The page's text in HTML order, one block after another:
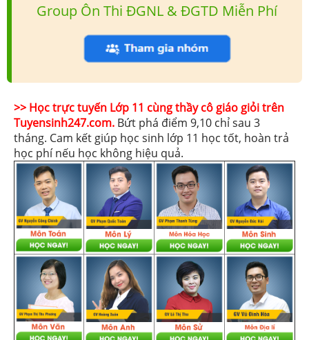
Group Ôn Thi ĐGNL & ĐGTD Miễn Phí
>> Học trực tuyến Lớp 11 cùng thầy cô giáo giỏi trên
Tuyensinh247.com. Bứt phá điểm 9,10 chỉ sau 3
tháng. Cam kết giúp học sinh lớp 11 học tốt, hoàn trả
học phí nếu học không hiệu quả.